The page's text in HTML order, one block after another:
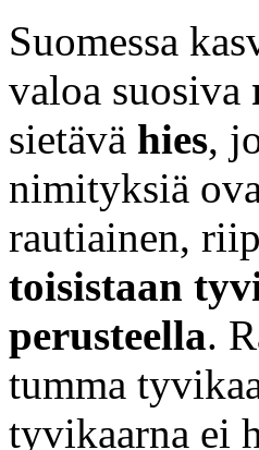
Suomessa
valoa suosiva
sietävä hies,
nimityksiä
rautiainen,
toisistaan
perusteella.
tumma
tyvikaarna ei